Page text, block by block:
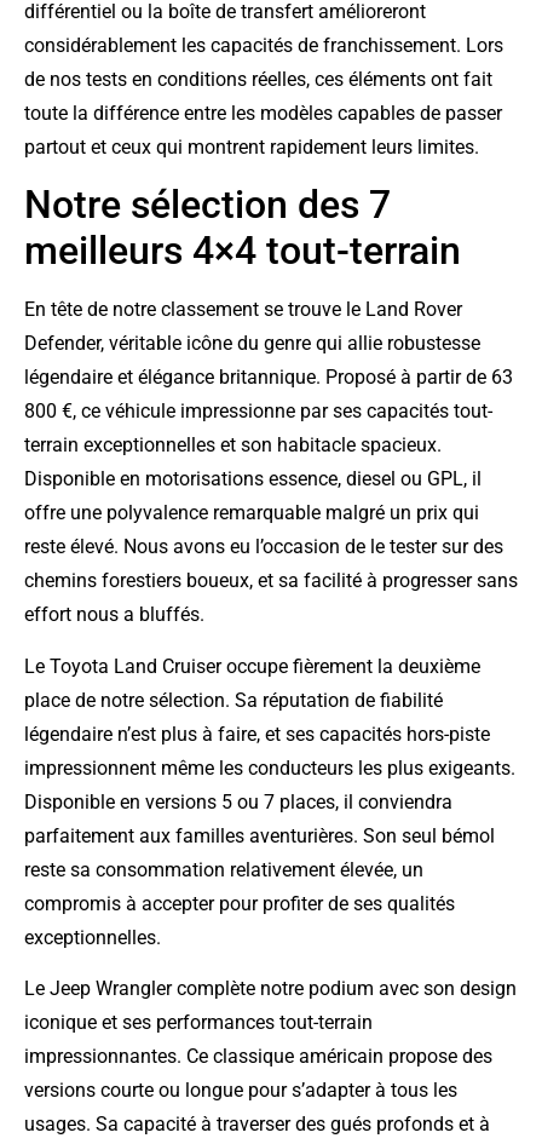
différentiel ou la boîte de transfert amélioreront
considérablement les capacités de franchissement. Lors
de nos tests en conditions réelles, ces éléments ont fait
toute la différence entre les modèles capables de passer
partout et ceux qui montrent rapidement leurs limites.
Notre sélection des 7
meilleurs 4×4 tout-terrain
En tête de notre classement se trouve le Land Rover
Defender, véritable icône du genre qui allie robustesse
légendaire et élégance britannique. Proposé à partir de 63
800 €, ce véhicule impressionne par ses capacités tout-
terrain exceptionnelles et son habitacle spacieux.
Disponible en motorisations essence, diesel ou GPL, il
offre une polyvalence remarquable malgré un prix qui
reste élevé. Nous avons eu l’occasion de le tester sur des
chemins forestiers boueux, et sa facilité à progresser sans
effort nous a bluffés.
Le Toyota Land Cruiser occupe fièrement la deuxième
place de notre sélection. Sa réputation de fiabilité
légendaire n’est plus à faire, et ses capacités hors-piste
impressionnent même les conducteurs les plus exigeants.
Disponible en versions 5 ou 7 places, il conviendra
parfaitement aux familles aventurières. Son seul bémol
reste sa consommation relativement élevée, un
compromis à accepter pour profiter de ses qualités
exceptionnelles.
Le Jeep Wrangler complète notre podium avec son design
iconique et ses performances tout-terrain
impressionnantes. Ce classique américain propose des
versions courte ou longue pour s’adapter à tous les
usages. Sa capacité à traverser des gués profonds et à